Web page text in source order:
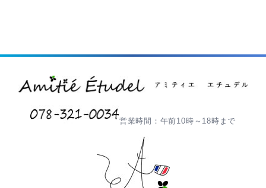
営業時間：午前10時～18時まで